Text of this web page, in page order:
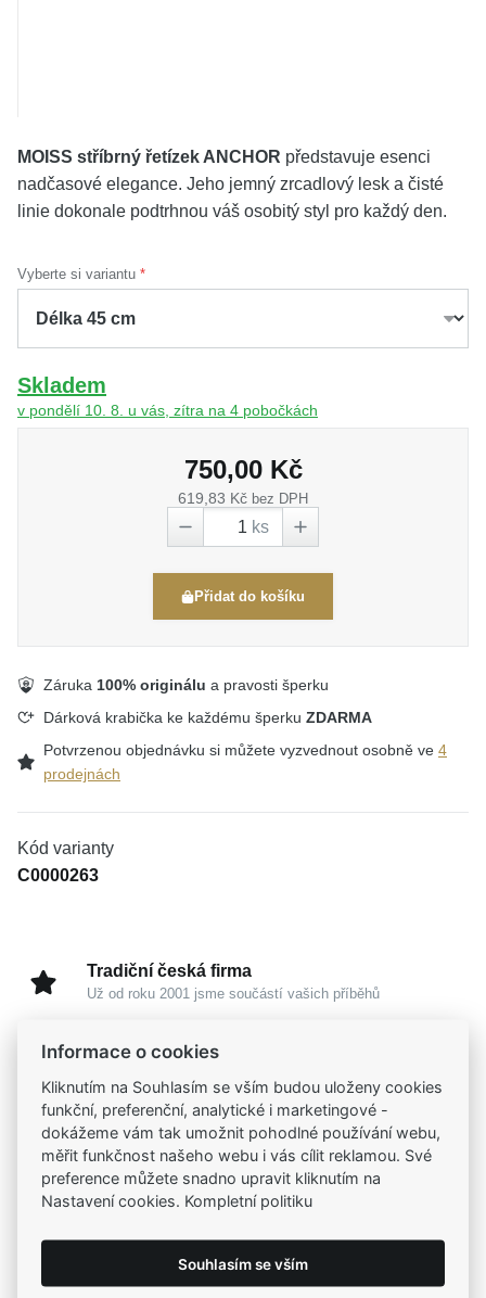
MOISS stříbrný řetízek ANCHOR představuje esenci
nadčasové elegance. Jeho jemný zrcadlový lesk a čisté
linie dokonale podtrhnou váš osobitý styl pro každý den.
Vyberte si variantu
Skladem
v pondělí 10. 8. u vás, zítra na 4 pobočkách
750,00 Kč
619,83 Kč bez DPH
ks
Přidat do košíku
Záruka 100% originálu a pravosti šperku
Dárková krabička ke každému šperku ZDARMA
Potvrzenou objednávku si můžete vyzvednout osobně ve 4
prodejnách
Kód varianty
C0000263
Tradiční česká firma
Už od roku 2001 jsme součástí vašich příběhů
Široký výběr produktů
Na našem e-shopu máte výběr z tisíců šperků
Garance vysoké kvality
Certifikáty původu a kvality k vybraným šperkům
Zastavte se do jedné z našich 4 prodejen
Informace o cookies
Kliknutím na Souhlasím se vším budou uloženy cookies
funkční, preferenční, analytické i marketingové -
dokážeme vám tak umožnit pohodlné používání webu,
měřit funkčnost našeho webu i vás cílit reklamou. Své
preference můžete snadno upravit kliknutím na
Nastavení cookies. Kompletní politiku
Souhlasím se vším